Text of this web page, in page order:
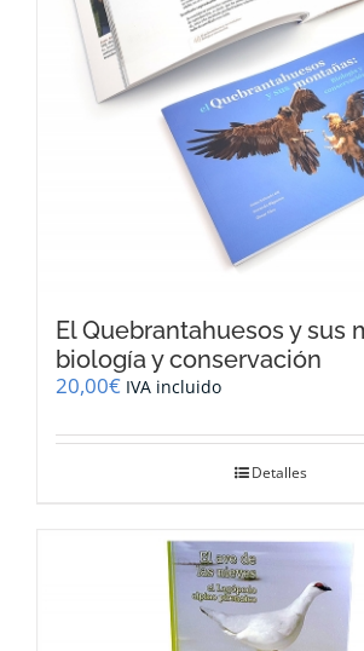
El Quebrantahuesos y sus
biología y conservación
20,00€ IVA incluido
Detalles